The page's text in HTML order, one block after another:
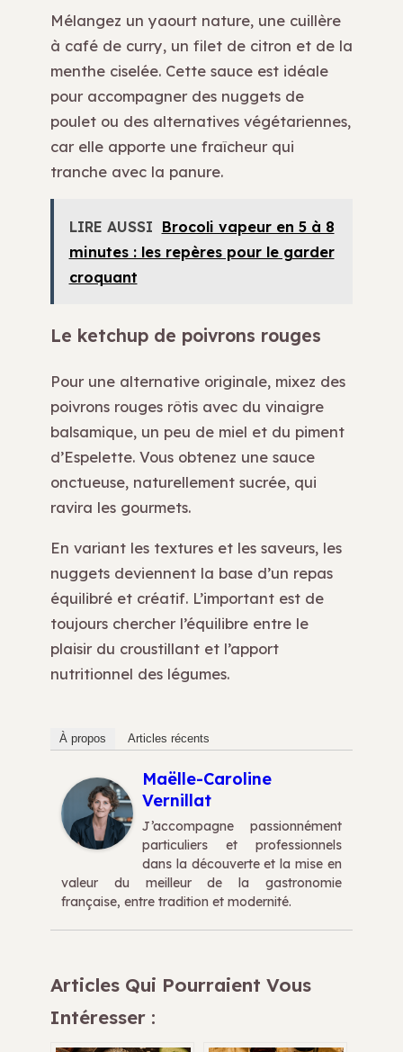
Mélangez un yaourt nature, une cuillère
à café de curry, un filet de citron et de la
menthe ciselée. Cette sauce est idéale
pour accompagner des nuggets de
poulet ou des alternatives végétariennes,
car elle apporte une fraîcheur qui
tranche avec la panure.
LIRE AUSSI Brocoli vapeur en 5 à 8
minutes : les repères pour le garder
croquant
Le ketchup de poivrons rouges
Pour une alternative originale, mixez des
poivrons rouges rôtis avec du vinaigre
balsamique, un peu de miel et du piment
d’Espelette. Vous obtenez une sauce
onctueuse, naturellement sucrée, qui
ravira les gourmets.
En variant les textures et les saveurs, les
nuggets deviennent la base d’un repas
équilibré et créatif. L’important est de
toujours chercher l’équilibre entre le
plaisir du croustillant et l’apport
nutritionnel des légumes.
À propos Articles récents
Maëlle-Caroline
Vernillat
J’accompagne passionnément
particuliers et professionnels
dans la découverte et la mise en
valeur du meilleur de la gastronomie
française, entre tradition et modernité.
Articles Qui Pourraient Vous
Intéresser :